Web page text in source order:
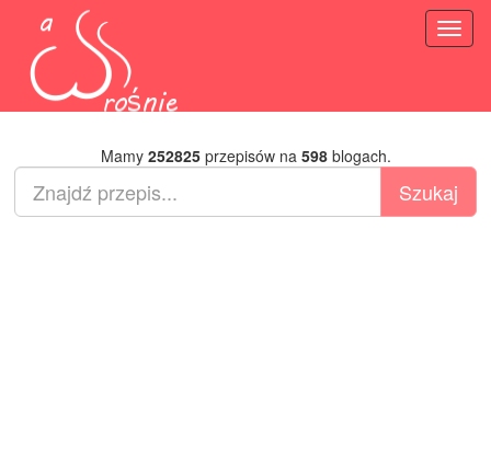
Mamy 252825przepisów na 598blogach.